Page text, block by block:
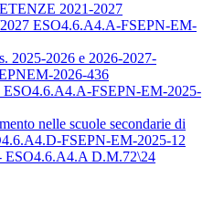
2021-2027
2027 ESO4.6.A4.A-FSEPN-EM-
2025-2026 e 2026-2027-
2026-436
ESO4.6.A4.A-FSEPN-EM-2025-
nelle scuole secondarie di
FSEPN-EM-2025-12
D.M.72\24